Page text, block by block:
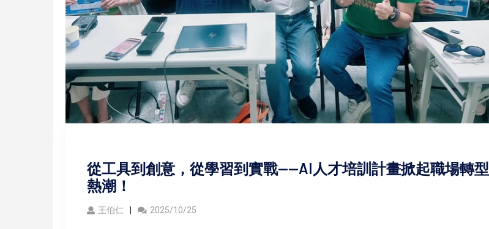
從工具到創意，從學習到實戰——AI人才培訓計畫掀起職場轉型
熱潮！
王伯仁 2025/10/25